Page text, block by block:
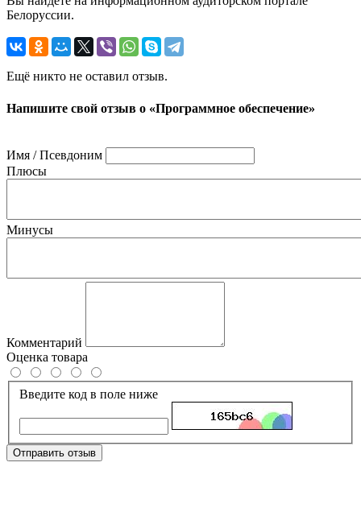
Белоруссии.
Ещё никто не оставил отзыв.
Напишите свой отзыв о «Программное обеспечение»
Имя / Псевдоним
Плюсы
Минусы
Комментарий
Оценка товара
Введите код в поле ниже
Отправить отзыв